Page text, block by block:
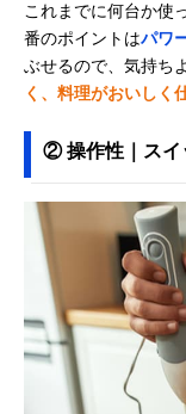
これまでに何台か使
番のポイントはパワ
ぶせるので、気持ち
く、料理がおいしく
② 操作性｜スイ